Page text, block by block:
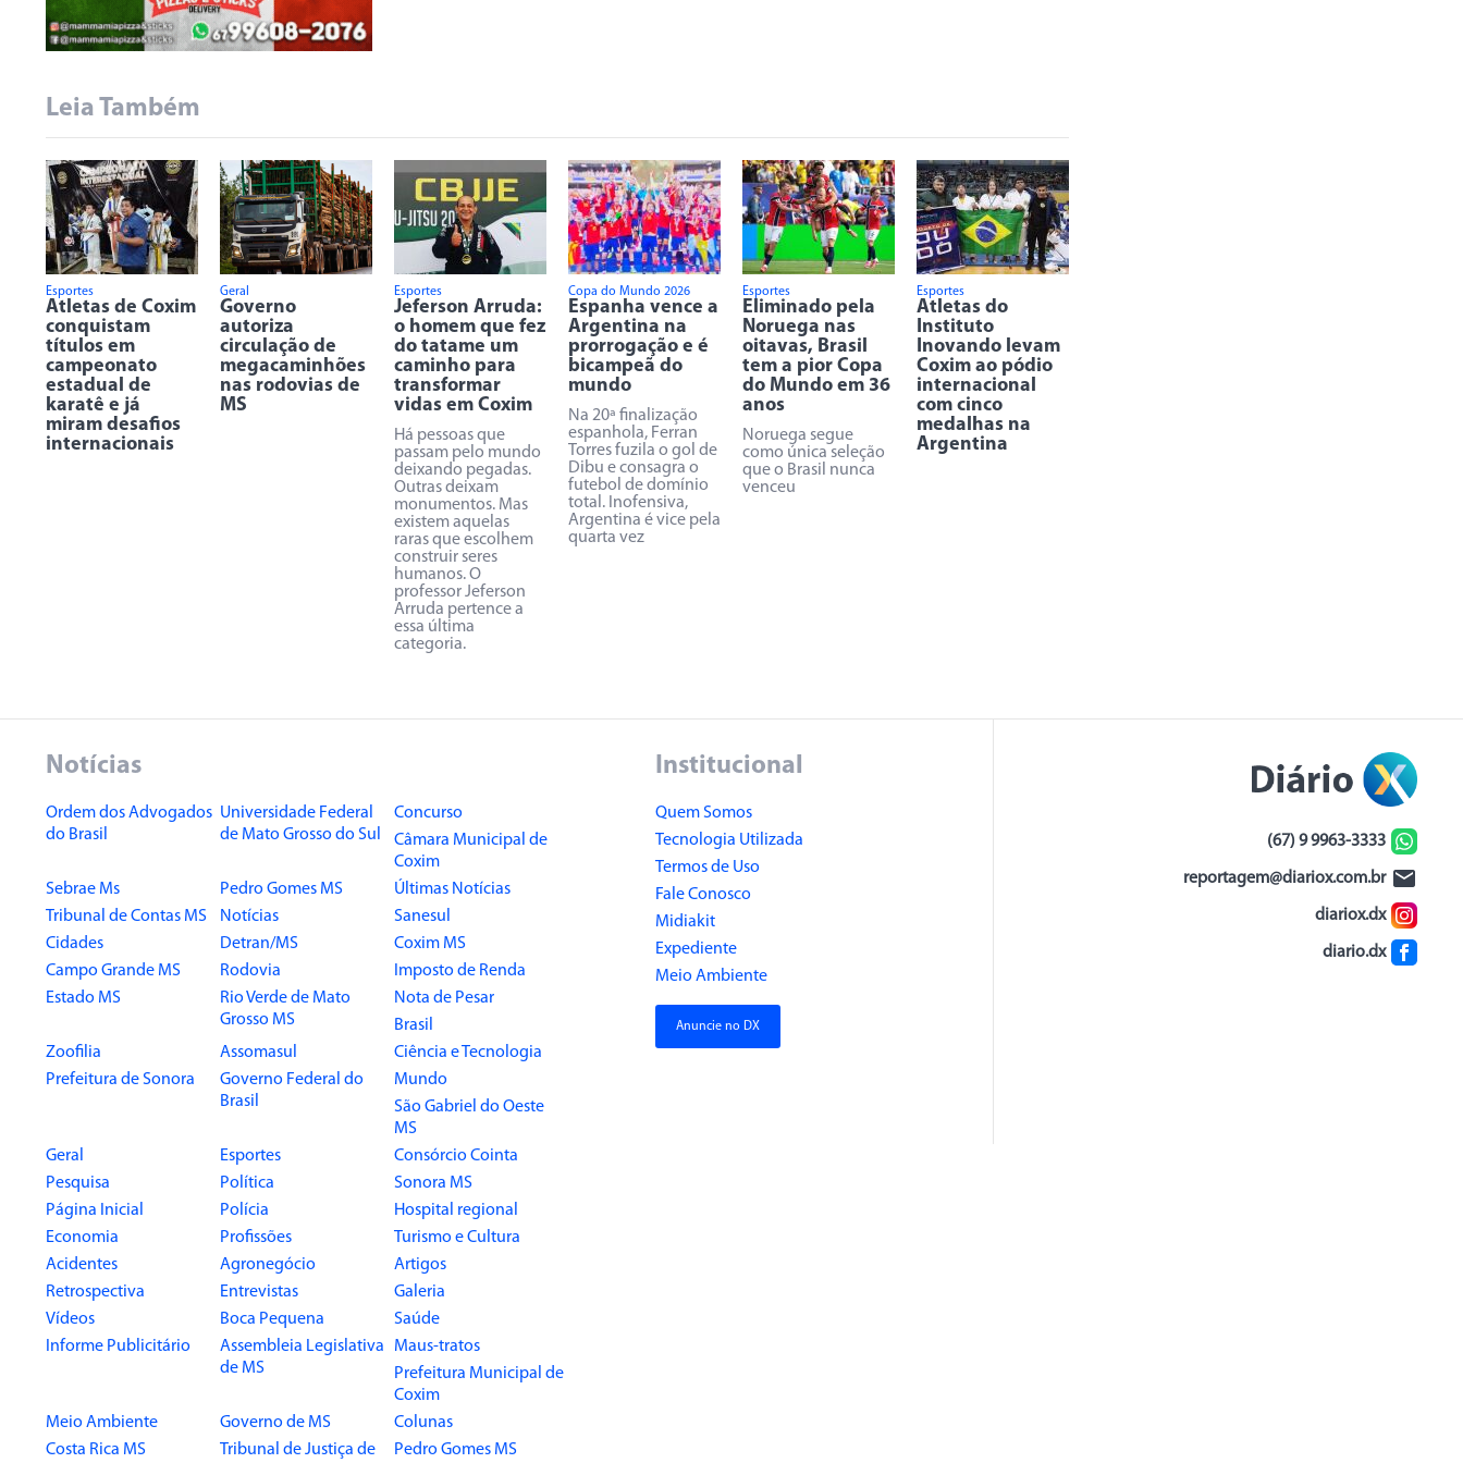
Leia Também
Esportes
Atletas de Coxim
conquistam
títulos em
campeonato
estadual de
karatê e já
miram desafios
internacionais
Geral
Governo
autoriza
circulação de
megacaminhões
nas rodovias de
MS
Esportes
Jeferson Arruda:
o homem que fez
do tatame um
caminho para
transformar
vidas em Coxim
Há pessoas que
passam pelo mundo
deixando pegadas.
Outras deixam
monumentos. Mas
existem aquelas
raras que escolhem
construir seres
humanos. O
professor Jeferson
Arruda pertence a
essa última
categoria.
Copa do Mundo 2026
Espanha vence a
Argentina na
prorrogação e é
bicampeã do
mundo
Na 20ª finalização
espanhola, Ferran
Torres fuzila o gol de
Dibu e consagra o
futebol de domínio
total. Inofensiva,
Argentina é vice pela
quarta vez
Esportes
Eliminado pela
Noruega nas
oitavas, Brasil
tem a pior Copa
do Mundo em 36
anos
Noruega segue
como única seleção
que o Brasil nunca
venceu
Esportes
Atletas do
Instituto
Inovando levam
Coxim ao pódio
internacional
com cinco
medalhas na
Argentina
Notícias
Ordem dos Advogados
do Brasil
Universidade Federal
de Mato Grosso do Sul
Concurso
Câmara Municipal de
Coxim
Sebrae Ms
Pedro Gomes MS
Últimas Notícias
Tribunal de Contas MS
Notícias
Sanesul
Cidades
Detran/MS
Coxim MS
Campo Grande MS
Rodovia
Imposto de Renda
Estado MS
Rio Verde de Mato
Grosso MS
Nota de Pesar
Brasil
Zoofilia
Assomasul
Ciência e Tecnologia
Prefeitura de Sonora
Governo Federal do
Brasil
Mundo
São Gabriel do Oeste
MS
Geral
Esportes
Consórcio Cointa
Pesquisa
Política
Sonora MS
Página Inicial
Polícia
Hospital regional
Economia
Profissões
Turismo e Cultura
Acidentes
Agronegócio
Artigos
Retrospectiva
Entrevistas
Galeria
Vídeos
Boca Pequena
Saúde
Informe Publicitário
Assembleia Legislativa
de MS
Maus-tratos
Prefeitura Municipal de
Coxim
Meio Ambiente
Governo de MS
Colunas
Costa Rica MS
Tribunal de Justiça de Pedro Gomes MS
Institucional
Quem Somos
Tecnologia Utilizada
Termos de Uso
Fale Conosco
Midiakit
Expediente
Meio Ambiente
Anuncie no DX
(67) 9 9963-3333
reportagem@diariox.com.br
diariox.dx
diario.dx